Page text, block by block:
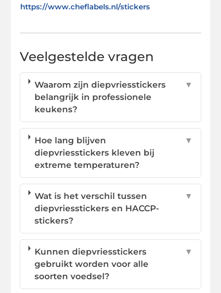
https://www.cheflabels.nl/stickers
Veelgestelde vragen
Waarom zijn diepvriesstickers
belangrijk in professionele
keukens?
▼
Hoe lang blijven
diepvriesstickers kleven bij
extreme temperaturen?
▼
Wat is het verschil tussen
diepvriesstickers en HACCP-
stickers?
▼
Kunnen diepvriesstickers
gebruikt worden voor alle
soorten voedsel?
▼